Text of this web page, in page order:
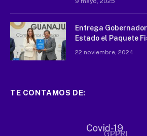
Entrega
Estado el Paquete
22 noviembre, 2024
TE CONTAMOS DE: